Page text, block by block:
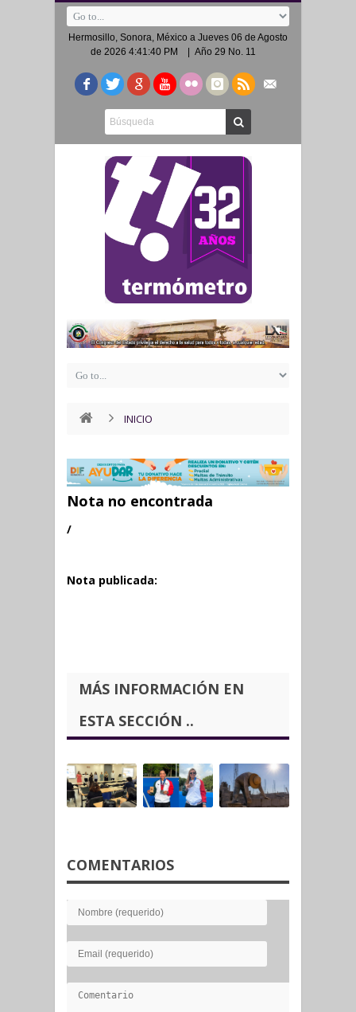
Hermosillo, Sonora, México a Jueves 06 de Agosto
de 2026 4:41:40 PM
| Año 29 No. 11
INICIO
Nota no encontrada
/
Nota publicada:
MÁS INFORMACIÓN EN
ESTA SECCIÓN ..
COMENTARIOS